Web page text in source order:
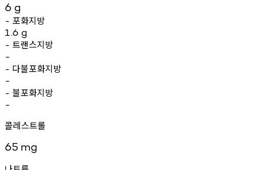
6 g
- 포화지방
1.6 g
- 트랜스지방
-
- 다불포화지방
-
- 불포화지방
-
콜레스트롤
65 mg